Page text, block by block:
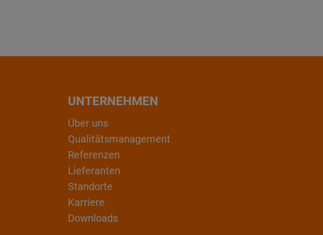
UNTERNEHMEN
Über uns
Qualitätsmanagement
Referenzen
Lieferanten
Standorte
Karriere
Downloads